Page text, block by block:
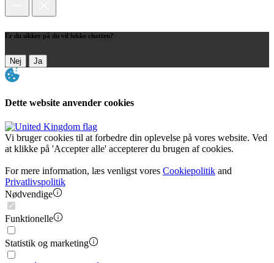
Er du sikker på du vil lukke chatten?
Nej Ja
Dette website anvender cookies
Vi bruger cookies til at forbedre din oplevelse på vores website. Ved
at klikke på 'Accepter alle' accepterer du brugen af cookies.
For mere information, læs venligst vores Cookiepolitik and
Privatlivspolitik
Nødvendige
Funktionelle
Statistik og marketing